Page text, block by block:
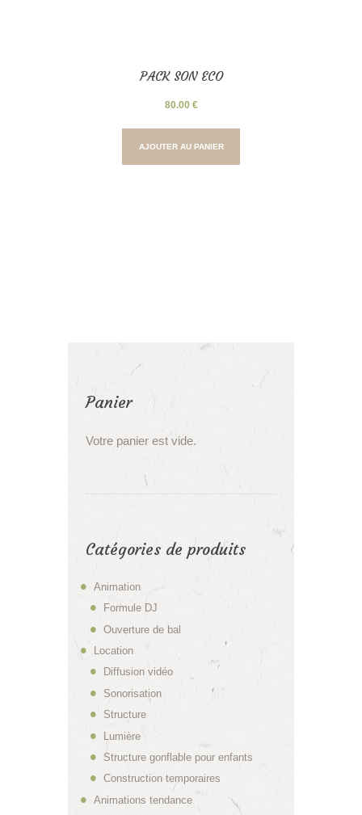
PACK SON ECO
80.00 €
AJOUTER AU PANIER
Panier
Votre panier est vide.
Catégories de produits
Animation
Formule DJ
Ouverture de bal
Location
Diffusion vidéo
Sonorisation
Structure
Lumière
Structure gonflable pour enfants
Construction temporaires
Animations tendance